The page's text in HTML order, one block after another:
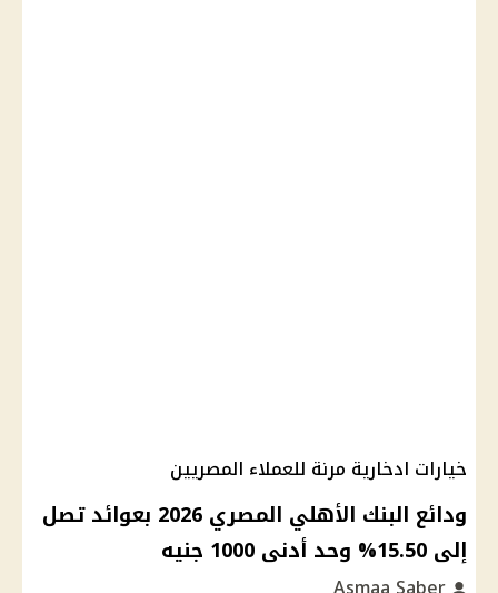
خيارات ادخارية مرنة للعملاء المصريين
ودائع البنك الأهلي المصري 2026 بعوائد تصل
إلى 15.50% وحد أدنى 1000 جنيه